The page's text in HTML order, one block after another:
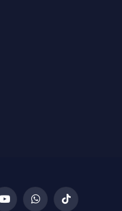
YouTubeWhatsAppTikTok